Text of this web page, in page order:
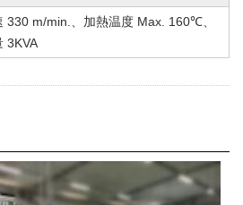
m/min.、加熱温度 Max. 160℃、
3KVA